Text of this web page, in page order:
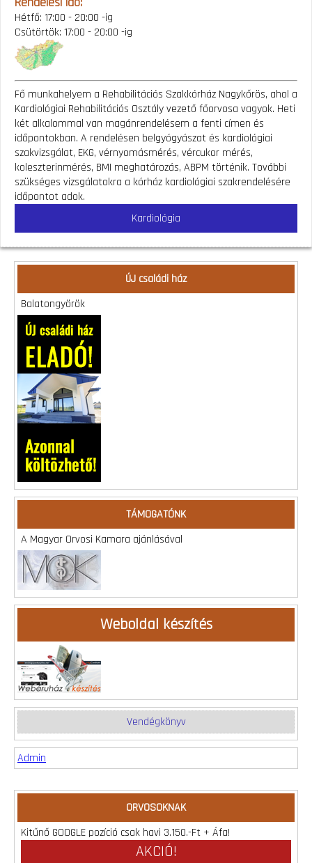
ÚJ családi ház
Balatongyörök
TÁMOGATÓNK
A Magyar Orvosi Kamara ajánlásával
Weboldal készítés
Vendégkönyv
Admin
Hétfő: 17:00 - 20:00 -ig
Csütörtök: 17:00 - 20:00 -ig
Fő munkahelyem a Rehabilitációs Szakkórház Nagykőrös, ahol a
Kardiológiai Rehabilitációs Osztály vezető főorvosa vagyok. Heti
két alkalommal van magánrendelésem a fenti címen és
időpontokban. A rendelésen belgyógyászat és kardiológiai
szakvizsgálat, EKG, vérnyomásmérés, vércukor mérés,
koleszterinmérés, BMI meghatározás, ABPM történik. További
szükséges vizsgálatokra a kórház kardiológiai szakrendelésére
időpontot adok.
Kardiológia
ORVOSOKNAK
Kitűnő GOOGLE pozíció csak havi 3.150.-Ft + Áfa!
AKCIÓ!